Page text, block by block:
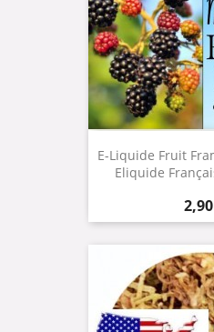
E-Liquide Fruit
Eliquide
Prix